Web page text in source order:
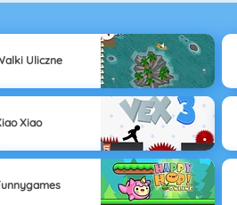
Uliczne
Xiao